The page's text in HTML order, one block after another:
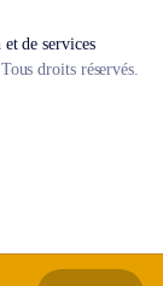
de services
droits réservés.